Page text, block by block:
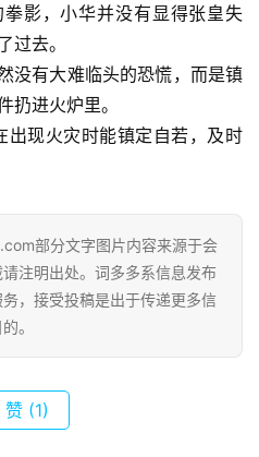
影，小华并没有显得张皇失
过去。
没有大难临头的恐慌，而是镇
扔进火炉里。
出现火灾时能镇定自若，及时
部分文字图片内容来源于会
注明出处。词多多系信息发布
，接受投稿是出于传递更多信
。
赞 (1)